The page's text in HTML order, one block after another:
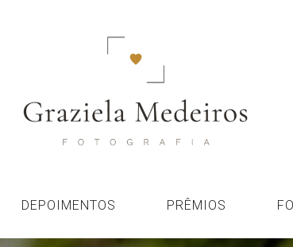
DEPOIMENTOS PRÊMIOS